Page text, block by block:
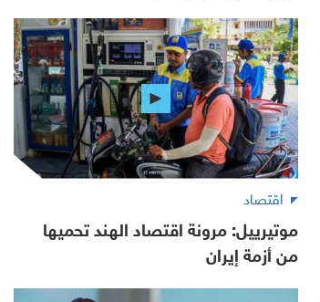
اقتصاد
موتيرييل: مرونة اقتصاد الهند تحميها
من أزمة إيران